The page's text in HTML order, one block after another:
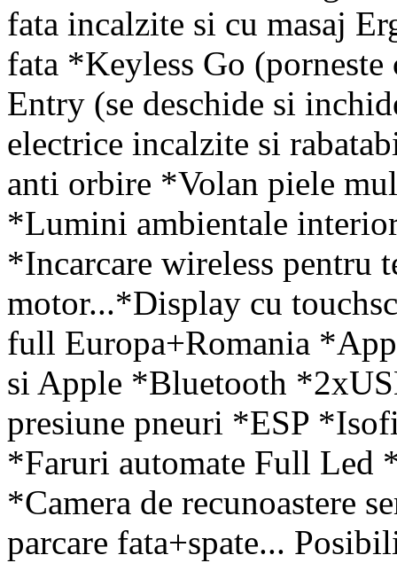
fata incalzite si cu masaj
fata *Keyless Go
Entry (se deschide si
electrice incalzite si
anti orbire *Volan piele
*Lumini ambientale
*Incarcare wireless pentru
motor...*Display cu
full Europa+Romania
si Apple *Bluetooth
presiune pneuri *ESP
*Faruri automate Full Led
*Camera de recunoastere
parcare fata+spate...